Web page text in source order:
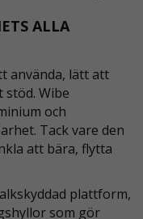
roll. Dessa
till olika
samtidigt
är anpassningsbar
ALLA
använda, lätt att
Wibe
och
Tack vare den
att bära, flytta
plattform,
som gör